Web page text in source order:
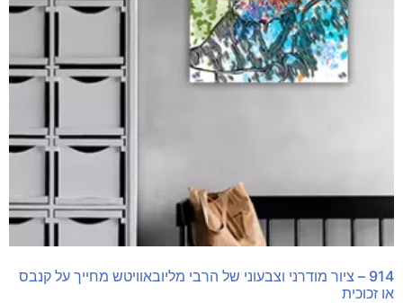
914 – ציור מודרני וצבעוני של הרבי מליובאוויטש מחייך על קנבס
או זכוכית